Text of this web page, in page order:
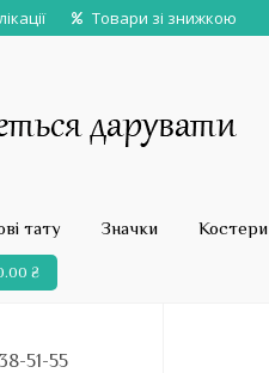
Товари зі знижкою
тату Значки Костери
₴
51-55